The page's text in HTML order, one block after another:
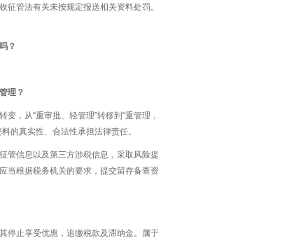
管法有关未按规定报送相关资料处罚。
？
理？
，从“重审批、轻管理”转移到“重管理，
的真实性、合法性承担法律责任。
管信息以及第三方涉税信息，采取风险提
当根据税务机关的要求，提交留存备查资
停止享受优惠，追缴税款及滞纳金。属于